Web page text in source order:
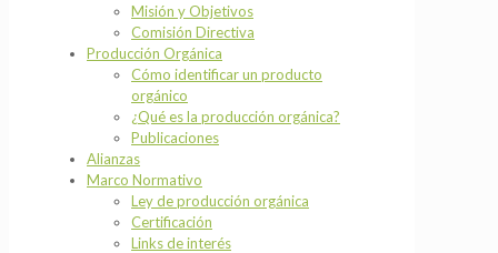
Misión y Objetivos
Comisión Directiva
Producción Orgánica
Cómo identificar un producto
orgánico
¿Qué es la producción orgánica?
Publicaciones
Alianzas
Marco Normativo
Ley de producción orgánica
Certificación
Links de interés